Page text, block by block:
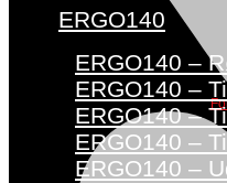
ERGO140
ERGO140 –
ERGO140 –
ERGO140 –
ERGO140 –
ERGO140 –